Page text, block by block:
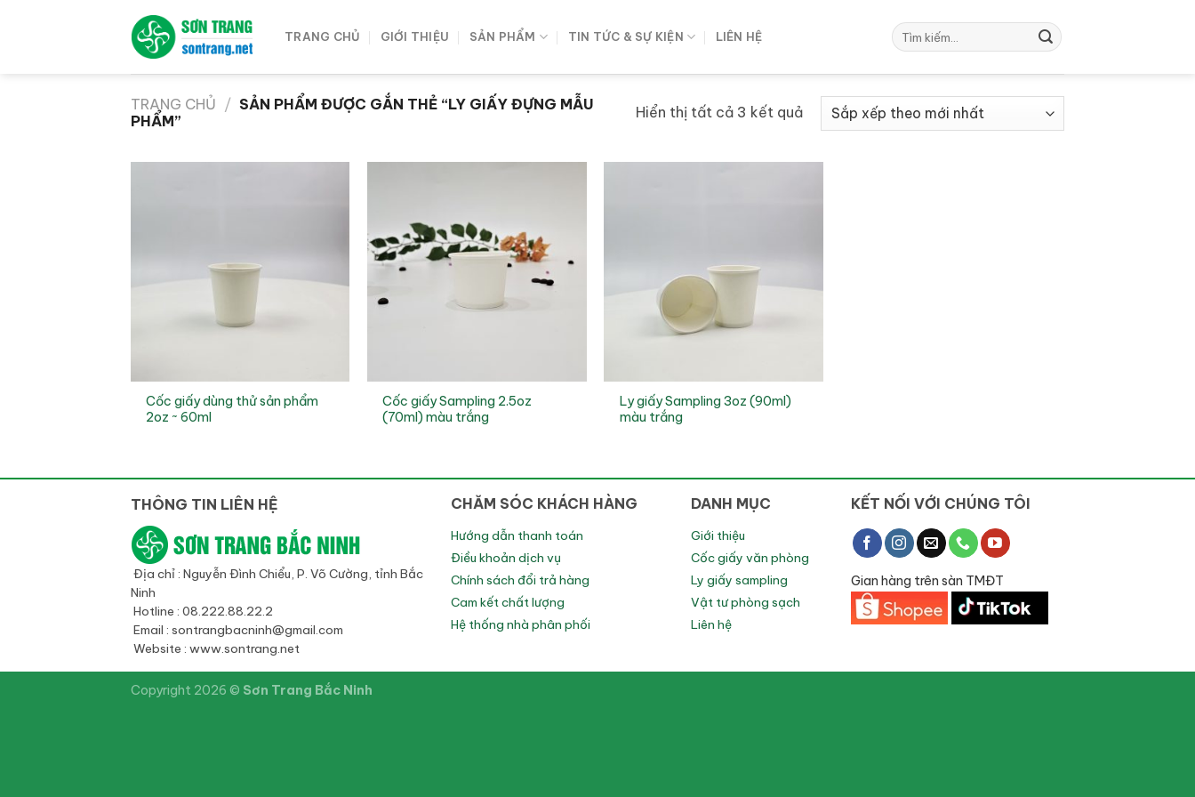
TRANG CHỦ GIỚI THIỆU SẢN PHẨM TIN TỨC & SỰ KIỆN LIÊN HỆ
Tìm
kiếm:
TRANG CHỦ / SẢN PHẨM ĐƯỢC GẮN THẺ “LY GIẤY ĐỰNG MẪU
PHẨM”
Hiển thị tất cả 3 kết quảĐã
sắp
Cốc giấy dùng thử sản phẩm
2oz ~ 60ml
Cốc giấy Sampling 2.5oz
(70ml) màu trắng
Ly giấy Sampling 3oz (90ml)
màu trắng
THÔNG TIN LIÊN HỆ
Địa chỉ : Nguyễn Đình Chiểu, P. Võ Cường, tỉnh Bắc
Ninh
Hotline : 08.222.88.22.2
Email : sontrangbacninh@gmail.com
Website : www.sontrang.net
CHĂM SÓC KHÁCH HÀNG
Hướng dẫn thanh toán
Điều khoản dịch vụ
Chính sách đổi trả hàng
Cam kết chất lượng
Hệ thống nhà phân phối
DANH MỤC
Giới thiệu
Cốc giấy văn phòng
Ly giấy sampling
Vật tư phòng sạch
Liên hệ
KẾT NỐI VỚI CHÚNG TÔI
Gian hàng trên sàn TMĐT
Copyright 2026 © Sơn Trang Bắc Ninh